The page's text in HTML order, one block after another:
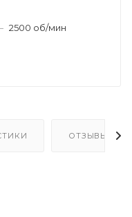
2500 об/мин
ОТЗЫВЫ